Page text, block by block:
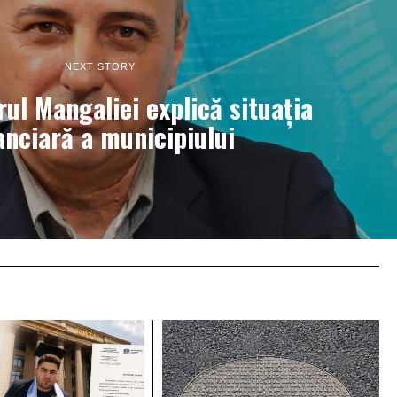
NEXT STORY
Mangaliei explică situația
a municipiului